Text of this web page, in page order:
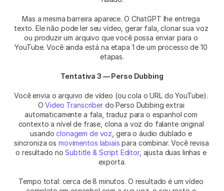
Mas a mesma barreira aparece. O ChatGPT lhe entrega
texto. Ele não pode ler seu vídeo, gerar fala, clonar sua voz
ou produzir um arquivo que você possa enviar para o
YouTube. Você ainda está na etapa 1 de um processo de 10
etapas.
Tentativa 3 — Perso Dubbing
Você envia o arquivo de vídeo (ou cola o URL do YouTube).
O Video Transcriber do Perso Dubbing extrai
automaticamente a fala, traduz para o espanhol com
contexto a nível de frase, clona a voz do falante original
usando clonagem de voz , gera o áudio dublado e
sincroniza os movimentos labiais para combinar. Você revisa
o resultado no Subtitle & Script Editor, ajusta duas linhas e
exporta.
Tempo total: cerca de 8 minutos. O resultado é um vídeo